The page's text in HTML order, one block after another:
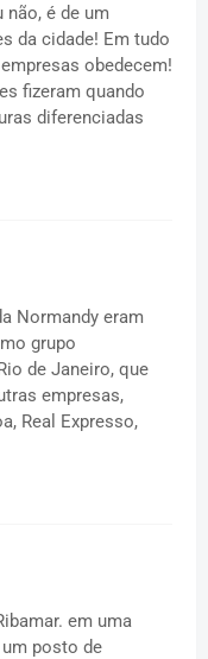
é de um
da cidade! Em tudo
obedecem!
fizeram quando
diferenciadas
Normandy eram
grupo
de Janeiro, que
empresas,
Real Expresso,
em uma
posto de